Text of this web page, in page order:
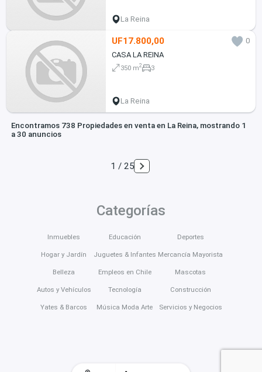
La Reina
UF17.800,00
0
CASA LA REINA
350 m2 3
La Reina
Encontramos 738 Propiedades en venta en La Reina, mostrando 1
a 30 anuncios
1 / 25
Categorías
Inmuebles
Hogar y Jardín
Belleza
Autos y Vehículos
Yates & Barcos
Educación
Juguetes & Infantes
Empleos en Chile
Tecnología
Música Moda Arte
Deportes
Mercancía Mayorista
Mascotas
Construcción
Servicios y Negocios